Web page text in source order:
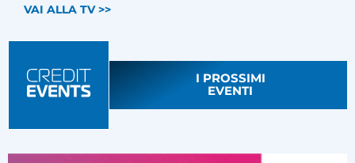
VAI ALLA TV >>
I PROSSIMI
EVENTI